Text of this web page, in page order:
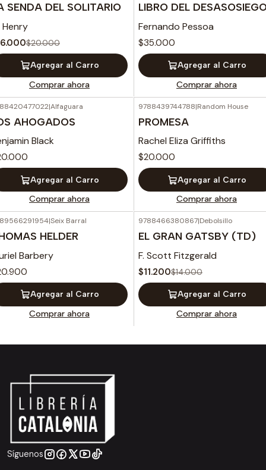
SENDA DEL SOLITARIO
Henry
$20.000
Agregar al Carro
Comprar ahora
LIBRO DEL
Fernando Pessoa
$35.000
Agregar al Carro
Comprar ahora
|Alfaguara
AHOGADOS
Black
Agregar al Carro
Comprar ahora
9788439744788|Random House
PROMESA
Rachel Eliza Griffiths
$20.000
Agregar al Carro
Comprar ahora
|Seix Barral
HELDER
Barbery
Agregar al Carro
Comprar ahora
-20% OFF
9788466380867|Debolsillo
EL GRAN GATSBY (TD)
F. Scott Fitzgerald
$11.200$14.000
Agregar al Carro
Comprar ahora
Síguenos